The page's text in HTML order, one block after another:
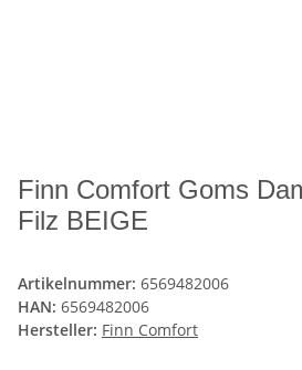
Finn Comfort Goms
Filz BEIGE
Artikelnummer: 6569482006
HAN: 6569482006
Hersteller: Finn Comfort